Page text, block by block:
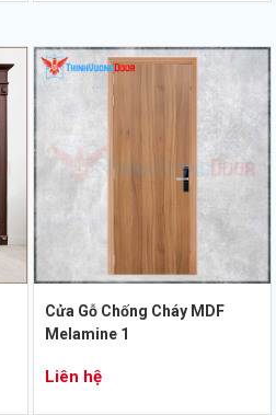
Cửa Gỗ Chống Cháy MDF
Melamine 1
Liên hệ